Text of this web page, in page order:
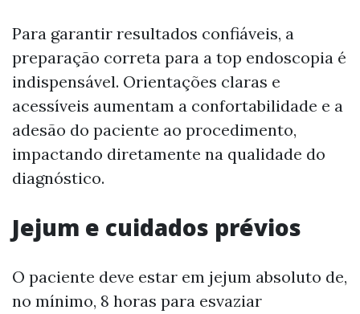
Para garantir resultados confiáveis, a
preparação correta para a top endoscopia é
indispensável. Orientações claras e
acessíveis aumentam a confortabilidade e a
adesão do paciente ao procedimento,
impactando diretamente na qualidade do
diagnóstico.
Jejum e cuidados prévios
O paciente deve estar em jejum absoluto de,
no mínimo, 8 horas para esvaziar